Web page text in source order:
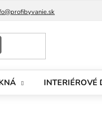
INTERIÉROVÉ